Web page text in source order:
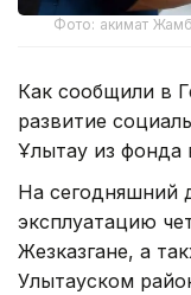
Фото: акимат
Как сообщили в
развитие
Ұлытау из фонда
На сегодняшний
эксплуатацию
Жезказгане, а
Улытауском